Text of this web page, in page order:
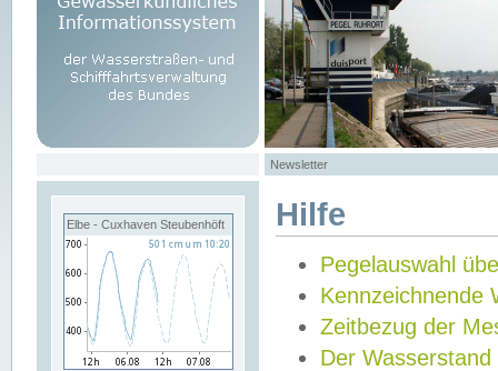
Newsletter
Elbe - Cuxhaven Steubenhöft Hilfe
Pegelauswahl
Kennzeichnende
Zeitbezug der
Der Wasserstand